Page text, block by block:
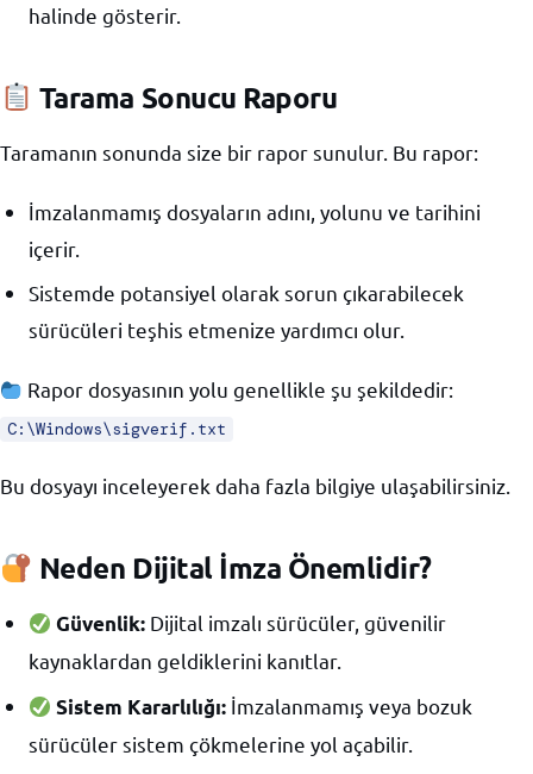
halinde gösterir.
Tarama Sonucu Raporu
Taramanın sonunda size bir rapor sunulur. Bu rapor:
İmzalanmamış dosyaların adını, yolunu ve tarihini
içerir.
Sistemde potansiyel olarak sorun çıkarabilecek
sürücüleri teşhis etmenize yardımcı olur.
Rapor dosyasının yolu genellikle şu şekildedir:
C:\Windows\sigverif.txt
Bu dosyayı inceleyerek daha fazla bilgiye ulaşabilirsiniz.
Neden Dijital İmza Önemlidir?
Güvenlik: Dijital imzalı sürücüler, güvenilir
kaynaklardan geldiklerini kanıtlar.
Sistem Kararlılığı: İmzalanmamış veya bozuk
sürücüler sistem çökmelerine yol açabilir.